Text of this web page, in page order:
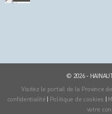
© 2026 -
Visitez le portail de la Province
confidentialité | Politique de cookies |
votre